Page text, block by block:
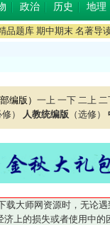
政治 历史 地理
品题库 期中期末 名著导
编版） 一上 一下 二上 二
修） 人教统编版 （选修）
载大师网资源时，无论
上的损失或者使用中的